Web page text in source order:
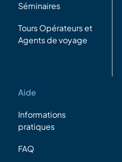
Séminaires
Tours Opérateurs et
Agents de voyage
Aide
Informations
pratiques
FAQ